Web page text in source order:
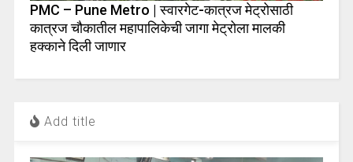
PMC – Pune Metro | स्वारगेट-कात्रज मेट्रोसाठी
कात्रज चौकातील महापालिकेची जागा मेट्रोला मालकी
हक्काने दिली जाणार
Add title